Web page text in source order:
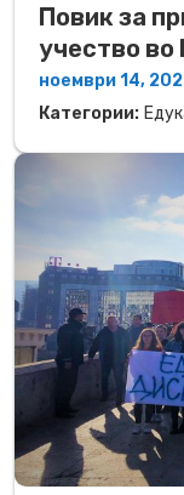
Повик за
учество во
ноември 14,
Категории: